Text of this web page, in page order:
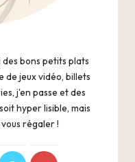
bons petits plats
de jeux vidéo, billets
j'en passe et des
hyper lisible, mais
régaler !